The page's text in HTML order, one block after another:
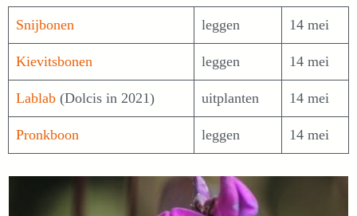
Snijbonen leggen 14 mei
Kievitsbonen leggen 14 mei
Lablab (Dolcis in 2021) uitplanten 14 mei
Pronkboon leggen 14 mei